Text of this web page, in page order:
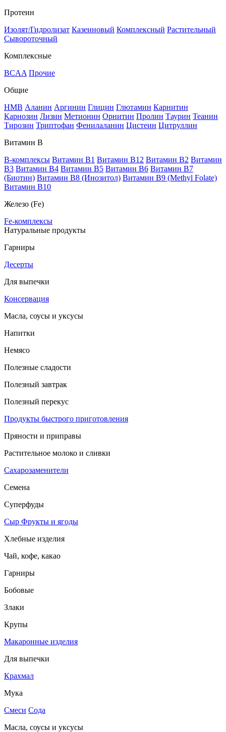
Протеин
Изолят/Гидролизат Казеиновый Комплексный Растительный
Сывороточный
Комплексные
BCAA Прочие
Общие
HMB Аланин Аргинин Глицин Глютамин Карнитин
Карнозин Лизин Метионин Орнитин Пролин Таурин Теанин
Тирозин Триптофан Фенилаланин Цистеин Цитруллин
Витамин В
B-комплексы Витамин B1 Витамин B12 Витамин B2 Витамин
B3 Витамин B4 Витамин B5 Витамин B6 Витамин B7
(Биотин) Витамин B8 (Инозитол) Витамин B9 (Methyl Folate)
Витамин В10
Железо (Fe)
Fe-комплексы
Натуральные продукты
Гарниры
Десерты
Для выпечки
Консервация
Масла, соусы и уксусы
Напитки
Немясо
Полезные сладости
Полезный завтрак
Полезный перекус
Продукты быстрого приготовления
Пряности и приправы
Растительное молоко и сливки
Сахарозаменители
Семена
Суперфуды
Сыр Фрукты и ягоды
Хлебные изделия
Чай, кофе, какао
Гарниры
Бобовые
Злаки
Крупы
Макаронные изделия
Для выпечки
Крахмал
Мука
Смеси Сода
Масла, соусы и уксусы